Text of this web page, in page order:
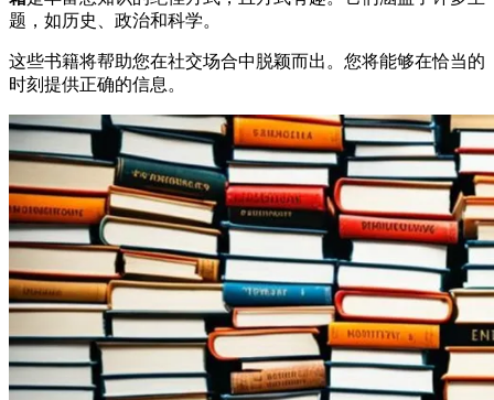
题，如历史、政治和科学。
这些书籍将帮助您在社交场合中脱颖而出。您将能够在恰当的
时刻提供正确的信息。